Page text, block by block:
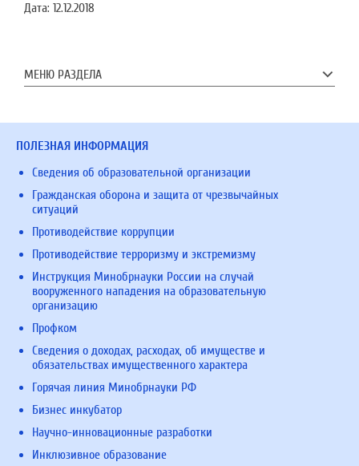
Дата: 12.12.2018
МЕНЮ РАЗДЕЛА
ПОЛЕЗНАЯ ИНФОРМАЦИЯ
Сведения об образовательной организации
Гражданская оборона и защита от чрезвычайных
ситуаций
Противодействие коррупции
Противодействие терроризму и экстремизму
Инструкция Минобрнауки России на случай
вооруженного нападения на образовательную
организацию
Профком
Сведения о доходах, расходах, об имуществе и
обязательствах имущественного характера
Горячая линия Минобрнауки РФ
Бизнес инкубатор
Научно-инновационные разработки
Инклюзивное образование